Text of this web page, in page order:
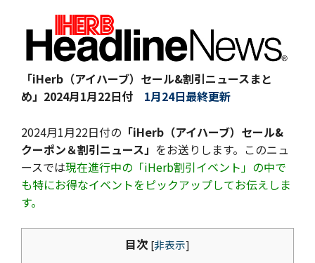
「iHerb（アイハーブ）セール&割引ニュースまと
め」 2024月1月22日付 1月24日最終更新
2024月1月22日付の 「iHerb（アイハーブ）セール&
クーポン＆割引ニュース」 をお送りします。このニュ
ースでは現在進行中の「iHerb割引イベント」の中で
も特にお得なイベントをピックアップしてお伝えしま
す。
目次 [非表示]